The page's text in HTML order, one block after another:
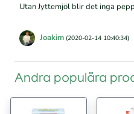
Utan Jyttemjöl blir det inga
Joakim (2020-02-14 10:40:34)
Andra populära